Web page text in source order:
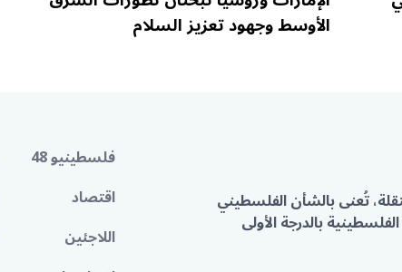
الأوسط وجهود تعزيز السلام
تُعنى بالشأن الفلسطيني
بالدرجة الأولى
فلسطينيو 48
اقتصاد
اللاجئين